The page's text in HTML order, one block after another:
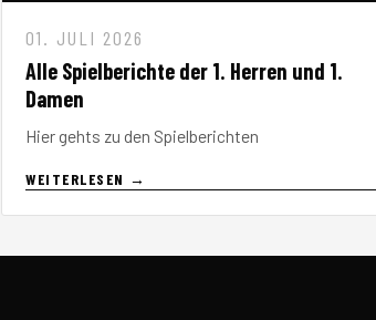
01. JULI 2026
Alle Spielberichte der 1. Herren und 1.
Damen
Hier gehts zu den Spielberichten
WEITERLESEN →